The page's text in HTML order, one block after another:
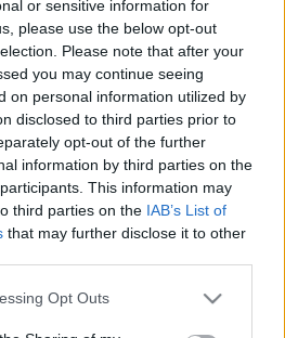
or sensitive information for
please use the below opt-out
Please note that after your
you may continue seeing
on personal information utilized by
disclosed to third parties prior to
opt-out of the further
information by third parties on the
This information may
third parties on the IAB’s List of
that may further disclose it to other
app uses one or more Google
Opt Outs
megnyitóbeszédében
a város, de Erdély,
egész Közép-Európa
A kiállítást ezek
történetében fontos szerepet
ábrázolása, és különböző
például a kolozsvári